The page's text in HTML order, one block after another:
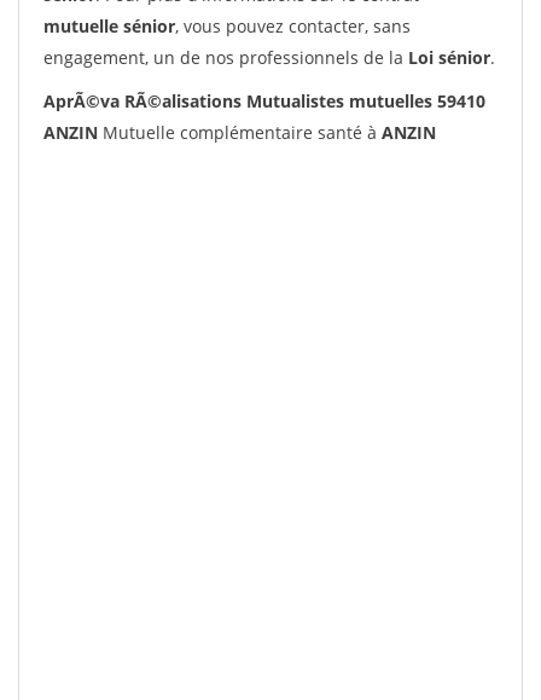
mutuelle sénior, vous pouvez contacter, sans
engagement, un de nos professionnels de la Loi sénior.
AprÃ©va RÃ©alisations Mutualistes mutuelles 59410
ANZIN Mutuelle complémentaire santé à ANZIN